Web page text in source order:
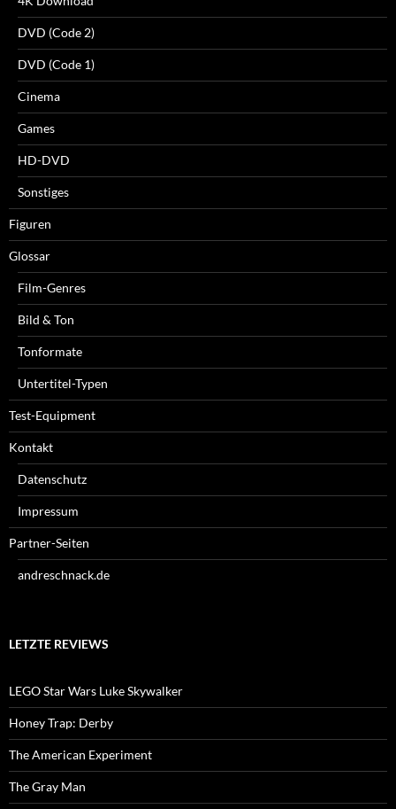
DVD (Code 2)
DVD (Code 1)
Cinema
Games
HD-DVD
Sonstiges
Figuren
Glossar
Film-Genres
Bild & Ton
Tonformate
Untertitel-Typen
Test-Equipment
Kontakt
Datenschutz
Impressum
Partner-Seiten
andreschnack.de
LETZTE REVIEWS
LEGO Star Wars Luke Skywalker
Honey Trap: Derby
The American Experiment
The Gray Man